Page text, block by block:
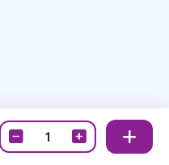
Väljakõiked-
Steampunk